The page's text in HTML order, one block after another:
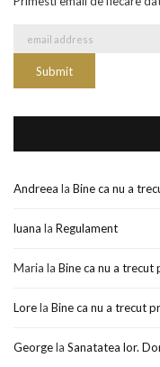
Andreea la Bine ca nu a
luana la Regulament
Maria la Bine ca nu a trecut
Lorela Bine ca nu a trecut
Georgela Sanatatea lor.